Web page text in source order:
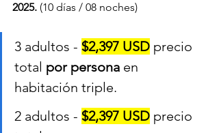
2025. (10 días / 08 noches)
3 adultos - $2,397 USD precio
total por persona en
habitación triple.
2 adultos - $2,397 USD precio